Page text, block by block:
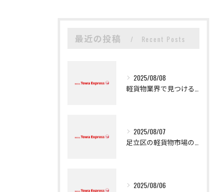
最近の投稿 Recent Posts
2025/08/08
2025/08/07
2025/08/06